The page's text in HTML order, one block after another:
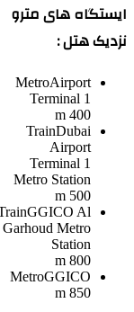
ایستگاه های مترو
نزدیک هتل :
MetroAirport
Terminal 1
400 m
TrainDubai
Airport
Terminal 1
Metro Station
500 m
GGICO Al
Garhoud Metro
Station
800 m
MetroGGICO
850 m